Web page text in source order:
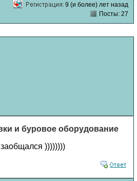
9 (и более) лет назад
Посты: 27
и буровое оборудование
))))))))